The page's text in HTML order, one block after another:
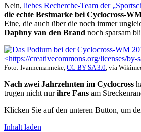
Nein, liebes Recherche-Team der
die echte Bestmarke bei Cyclocross-
Eine, die auch über die noch immer
Daphny van den Brand noch sparsam
Foto: Ivannemanneke, CC BY-SA 3.0 , via
Nach zwei Jahrzehnten im Cyclocross
trugen nicht nurihre Fans am
Klicken Sie auf den unteren Button, um
Inhalt laden